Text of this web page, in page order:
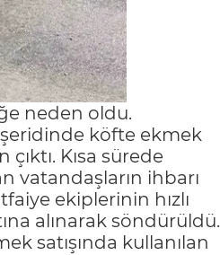
neden oldu.
köfte ekmek
Kısa sürede
vatandaşların ihbarı
ekiplerinin hızlı
alınarak söndürüldü.
satışında kullanılan